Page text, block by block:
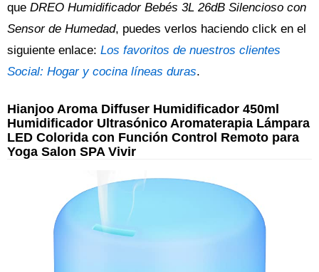
que DREO Humidificador Bebés 3L 26dB Silencioso con
Sensor de Humedad, puedes verlos haciendo click en el
siguiente enlace: Los favoritos de nuestros clientes
Social: Hogar y cocina líneas duras.
Hianjoo Aroma Diffuser Humidificador 450ml
Humidificador Ultrasónico Aromaterapia Lámpara
LED Colorida con Función Control Remoto para
Yoga Salon SPA Vivir